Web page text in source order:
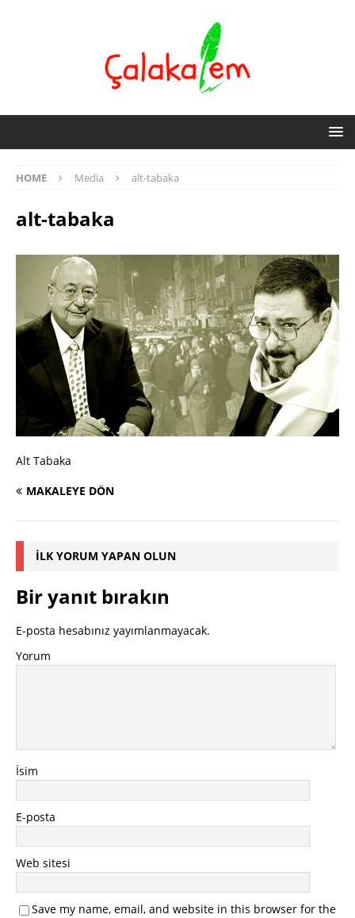
HOME Media alt-tabaka
alt-tabaka
Alt Tabaka
MAKALEYE DÖN
İLK YORUM YAPAN OLUN
Bir yanıt bırakın
E-posta hesabınız yayımlanmayacak.
Yorum
İsim
E-posta
Web sitesi
Save my name, email, and website in this browser for the